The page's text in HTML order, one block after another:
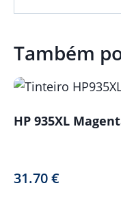
Também
HP 935XL
31.70€